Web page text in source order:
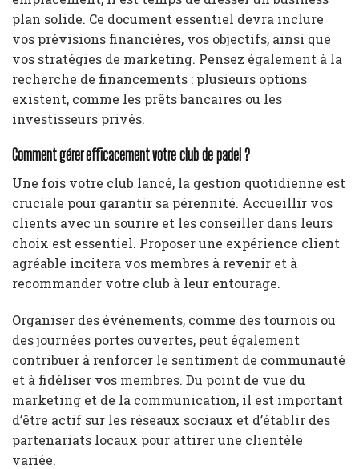
plan solide. Ce document essentiel devra inclure
vos prévisions financières, vos objectifs, ainsi que
vos stratégies de marketing. Pensez également à la
recherche de financements : plusieurs options
existent, comme les prêts bancaires ou les
investisseurs privés.
Comment gérer efficacement votre club de padel ?
Une fois votre club lancé, la gestion quotidienne est
cruciale pour garantir sa pérennité. Accueillir vos
clients avec un sourire et les conseiller dans leurs
choix est essentiel. Proposer une expérience client
agréable incitera vos membres à revenir et à
recommander votre club à leur entourage.
Organiser des événements, comme des tournois ou
des journées portes ouvertes, peut également
contribuer à renforcer le sentiment de communauté
et à fidéliser vos membres. Du point de vue du
marketing et de la communication, il est important
d’être actif sur les réseaux sociaux et d’établir des
partenariats locaux pour attirer une clientèle
variée.